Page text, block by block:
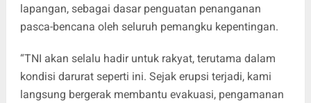
lapangan, sebagai dasar penguatan penanganan
pasca-bencana oleh seluruh pemangku kepentingan.
“TNI akan selalu hadir untuk rakyat, terutama dalam
kondisi darurat seperti ini. Sejak erupsi terjadi, kami
langsung bergerak membantu evakuasi, pengamanan